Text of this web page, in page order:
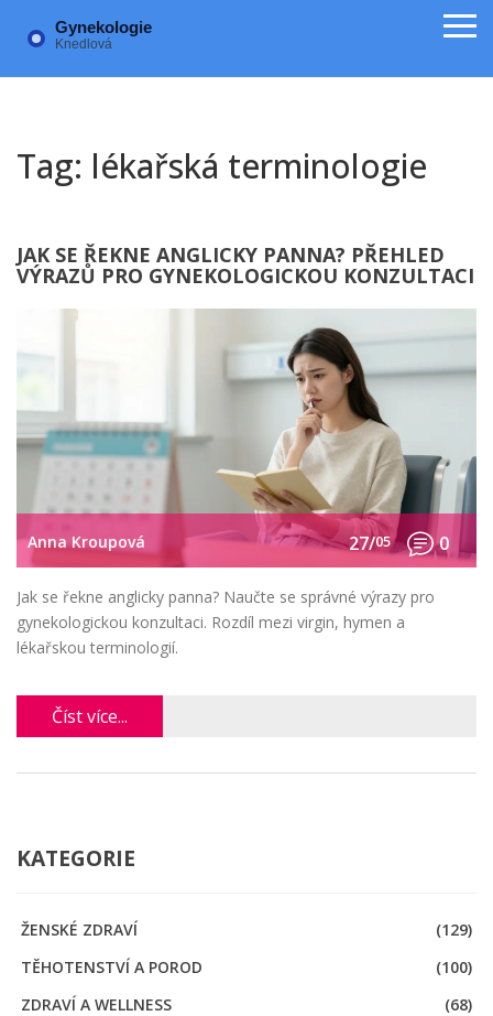
Tag: lékařská terminologie
JAK SE ŘEKNE ANGLICKY PANNA? PŘEHLED
VÝRAZŮ PRO GYNEKOLOGICKOU KONZULTACI
Anna Kroupová 27/05 0
Jak se řekne anglicky panna? Naučte se správné výrazy pro
gynekologickou konzultaci. Rozdíl mezi virgin, hymen a
lékařskou terminologií.
Číst více...
KATEGORIE
ŽENSKÉ ZDRAVÍ
(129)
TĚHOTENSTVÍ A POROD
(100)
ZDRAVÍ A WELLNESS
(68)